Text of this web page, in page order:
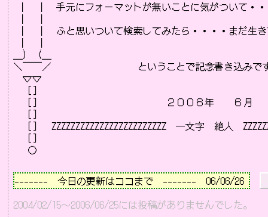
｜  ｜　手元にフォーマットが無いことに気がついて・
｜  ｜
｜  ｜　ふと思いついて検索してみたら・・・・まだ生
｜  ｜
＿)  (＿
＼￣￣／　　　　　　　　　ということで記念書き込みで
▽▽
  ［］
［］　　　　　　　　　　　　　２００６年　　６月　
  ［］
［］　ZZZZZZZZZZZZZZZZZZZZZZZZ　一文字　絶人　
  ［］
-------　今日の更新はココまで　-------  06/06/26
2004/02/15～2006/06/25には投稿がありませんでした。